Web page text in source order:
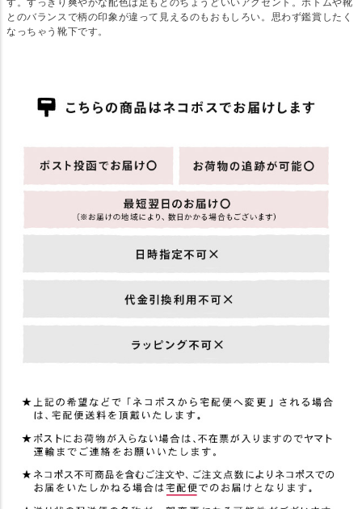
す。すっきり爽やかな配色は足もとのちょうどいいアクセント。ボトムや靴
とのバランスで柄の印象が違って見えるのもおもしろい。思わず鑑賞したく
なっちゃう靴下です。